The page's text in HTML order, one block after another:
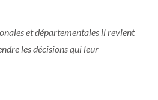
et départementales il revient
les décisions qui leur